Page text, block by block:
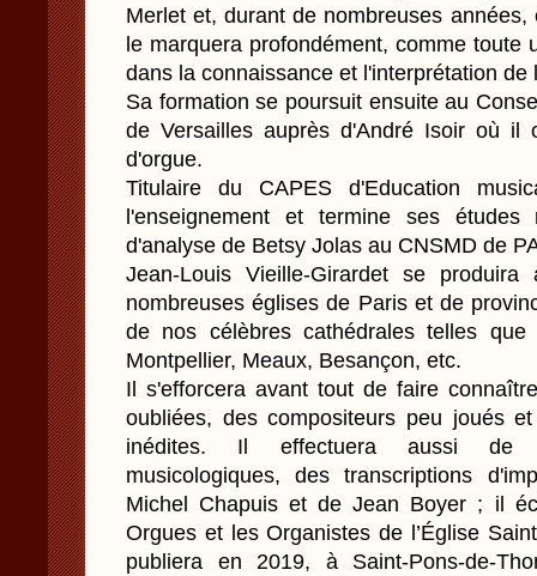
Merlet et, durant de nombreuses
le marquera profondément, comme toute
dans la connaissance et l'interprétation de
Sa formation se poursuit ensuite au
de Versailles auprès d'André Isoir où il
d'orgue.
Titulaire du CAPES d'Education
l'enseignement et termine ses
d'analyse de Betsy Jolas au CNSMD de
Jean-Louis Vieille-Girardet se
nombreuses églises de Paris et de
de nos célèbres cathédrales telles que
Montpellier, Meaux, Besançon, etc.
Il s'efforcera avant tout de faire
oubliées, des compositeurs peu joués
inédites. Il effectuera aussi de
musicologiques, des transcriptions
Michel Chapuis et de Jean Boyer ; il
Orgues et les Organistes de l’Église
publiera en 2019, à Saint-Pons-de-